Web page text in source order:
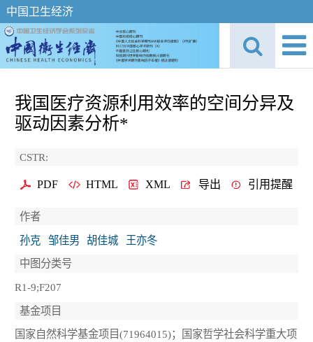
中国卫生经济
我国医疗资源利用效率的空间分异及
驱动因素分析*
CSTR:
PDF HTML XML 导出 引用提醒
作者
孙克
邹佳男 胡佳城
王亦冬
中图分类号
R1-9;F207
基金项目
国家自然科学基金项目(71964015)；国家哲学社会科学重大项